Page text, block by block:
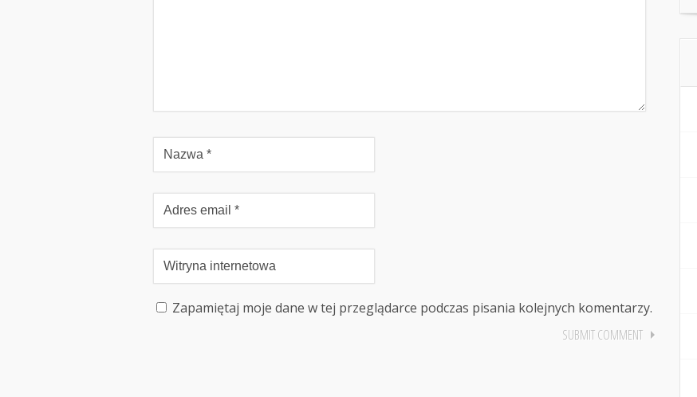
Zapamiętaj moje dane w tej przeglądarce podczas pisania kolejnych komentarzy.